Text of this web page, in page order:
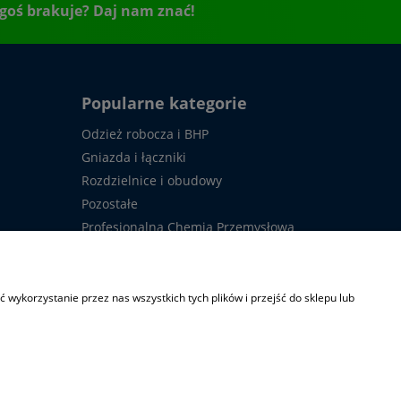
brakuje? Daj nam znać!
Popularne kategorie
Odzież robocza i BHP
Gniazda i łączniki
Rozdzielnice i obudowy
Pozostałe
Profesjonalna Chemia Przemysłowa
przez nas wszystkich tych plików i przejść do sklepu lub